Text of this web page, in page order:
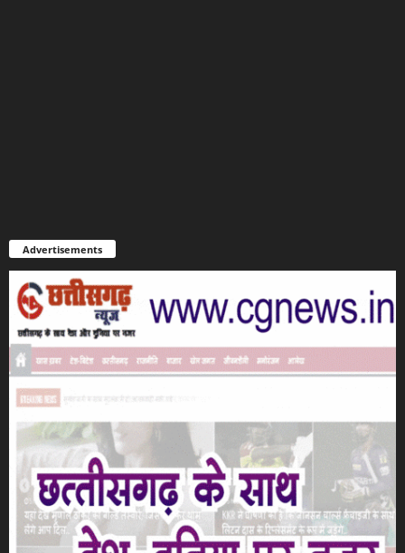
Advertisements